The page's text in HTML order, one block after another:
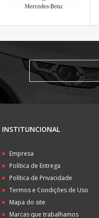
INSTITUNCIONAL
Empresa
Política de Entrega
Política de Privacidade
Termos e Condições de Uso
Mapa do site
Marcas que trabalhamos